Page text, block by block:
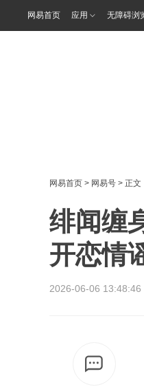
网易首页 应用 无障碍浏
网易首页 > 网易号 > 正文
绯闻缠
开恋情
2026-06-06